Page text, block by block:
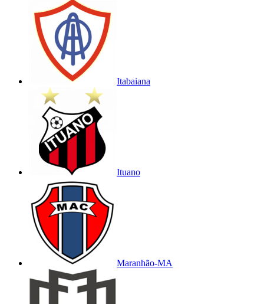
Itabaiana
Ituano
Maranhão-MA